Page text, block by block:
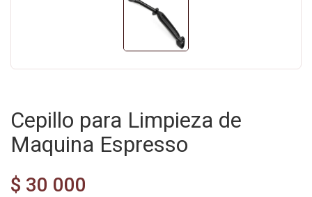
Cepillo para Limpieza de
Maquina Espresso
$ 30 000